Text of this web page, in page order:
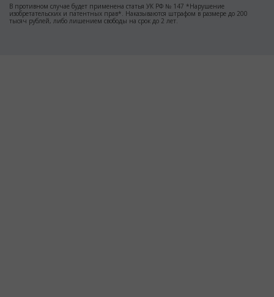
В противном случае будет применена статья УК РФ № 147 *Нарушение
изобретательских и патентных прав*. Наказываются штрафом в размере до 200
тысяч рублей, либо лишением свободы на срок до 2 лет.